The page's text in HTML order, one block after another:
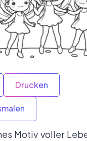
Drucken
Motiv voller